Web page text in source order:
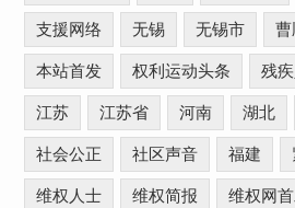
支援网络 无锡 无锡市 曹
本站首发 权利运动头条 残
江苏 江苏省 河南 湖北
社会公正 社区声音 福建
维权人士 维权简报 维权网